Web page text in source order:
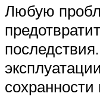
Любую
сохранности